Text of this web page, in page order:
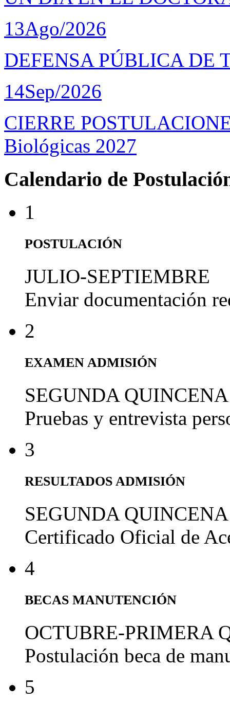
13Ago/2026
DEFENSA PÚBLICA DE
14Sep/2026
CIERRE
Biológicas 2027
Calendario de
1
POSTULACIÓN
JULIO-SEPTIEMBRE
Enviar documentación
2
EXAMEN ADMISIÓN
SEGUNDA
Pruebas y entrevista
3
RESULTADOS ADMISIÓN
SEGUNDA
Certificado Oficial de
4
BECAS MANUTENCIÓN
OCTUBRE-PRIMERA
Postulación beca de
5